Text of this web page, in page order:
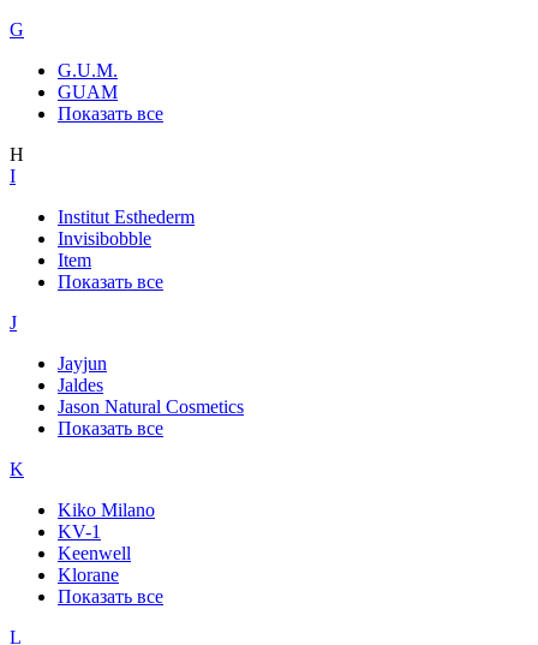
G
G.U.M.
GUAM
Показать все
H
I
Institut Esthederm
Invisibobble
Item
Показать все
J
Jayjun
Jaldes
Jason Natural Cosmetics
Показать все
K
Kiko Milano
KV-1
Keenwell
Klorane
Показать все
L